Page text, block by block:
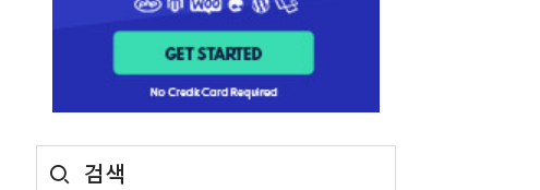
검색